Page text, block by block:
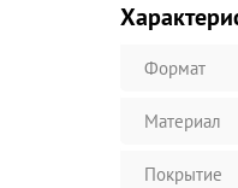
Формат
Материал
Покрытие